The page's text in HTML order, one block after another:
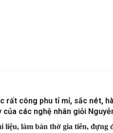
rất công phu tỉ mỉ, sắc nét,
của các nghệ nhân giỏi
liệu, làm bàn thờ gia tiên, đựng